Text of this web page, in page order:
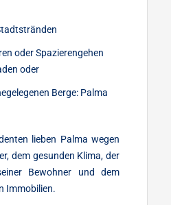
oder Spazierengehen
oder
Berge: Palma
lieben Palma wegen
dem gesunden Klima, der
Bewohner und dem
Immobilien.